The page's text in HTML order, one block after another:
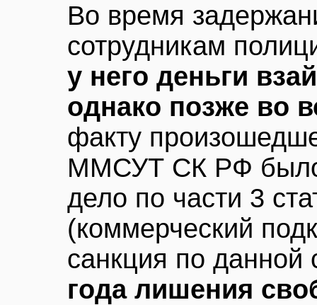
Во время
сотрудникам
у него деньги
однако позже во
факту
ММСУТ СК РФ было
дело по части 3
(коммерческий
санкция по данной
года лишения